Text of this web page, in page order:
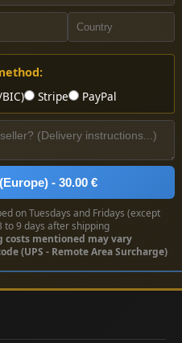
Stripe PayPal
- 30.00 €
on Tuesdays and Fridays (except
to 9 days after shipping
costs mentioned may vary
(UPS - Remote Area Surcharge)